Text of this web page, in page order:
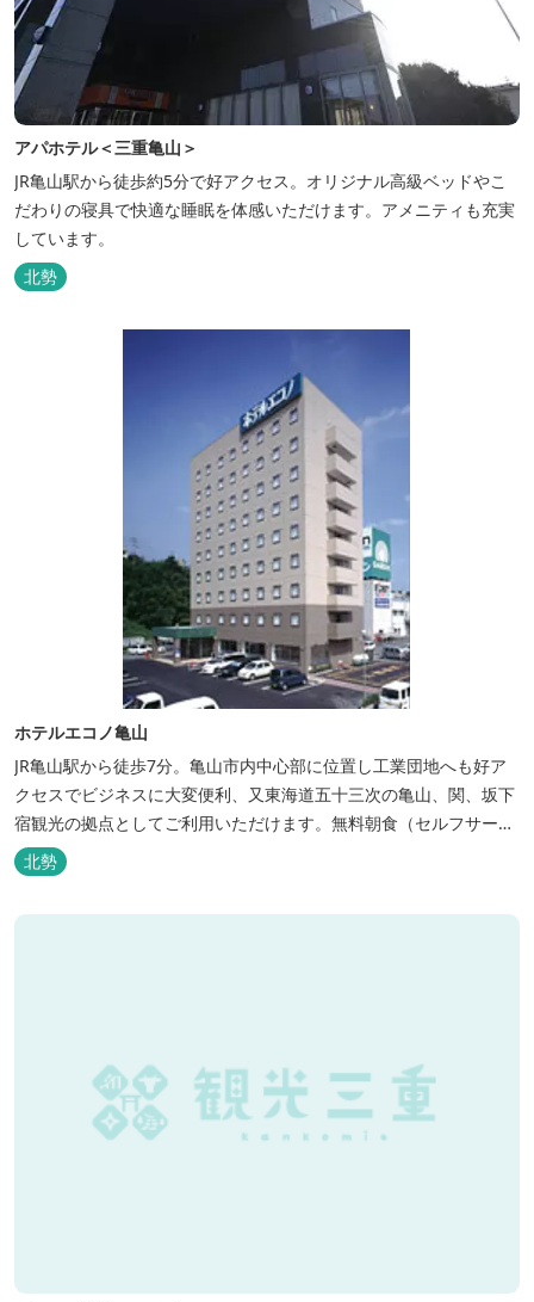
アパホテル＜三重亀山＞
JR亀山駅から徒歩約5分で好アクセス。オリジナル高級ベッドやこ
だわりの寝具で快適な睡眠を体感いただけます。アメニティも充実
しています。
北勢
ホテルエコノ亀山
JR亀山駅から徒歩7分。亀山市内中心部に位置し工業団地へも好ア
クセスでビジネスに大変便利、又東海道五十三次の亀山、関、坂下
宿観光の拠点としてご利用いただけます。無料朝食（セルフサービ
ス）、無料駐車場付で低価格な高機能ホテルです。
北勢